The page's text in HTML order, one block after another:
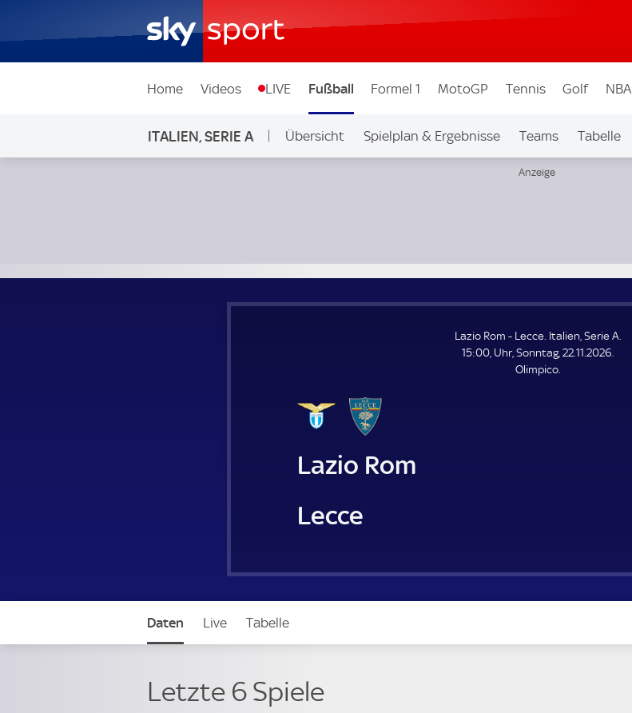
Home Videos LIVE Fußball Formel 1 MotoGP Tennis Golf NBA
ITALIEN, SERIE A Übersicht Spielplan & Ergebnisse Teams Tabelle
Lazio Rom - Lecce. Italien, Serie A.
15:00, Uhr, Sonntag, 22.11.2026.
Olimpico.
Lazio Rom
Lecce
Daten Live Tabelle
Letzte 6 Spiele